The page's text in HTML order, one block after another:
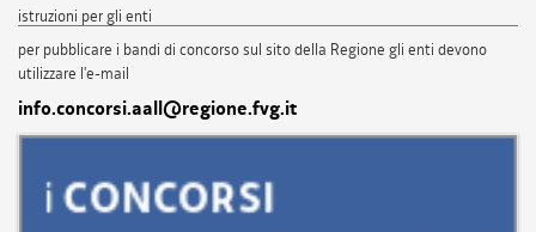
istruzioni per gli enti
per pubblicare i bandi di concorso sul sito della Regione gli enti devono
utilizzare l'e-mail
info.concorsi.aall@regione.fvg.it